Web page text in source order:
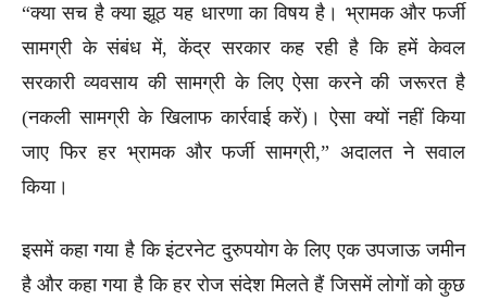
“क्या सच है क्या झूठ यह धारणा का विषय है। भ्रामक और फर्जी
सामग्री के संबंध में, केंद्र सरकार कह रही है कि हमें केवल
सरकारी व्यवसाय की सामग्री के लिए ऐसा करने की जरूरत है
(नकली सामग्री के खिलाफ कार्रवाई करें)। ऐसा क्यों नहीं किया
जाए फिर हर भ्रामक और फर्जी सामग्री,” अदालत ने सवाल
किया।
इसमें कहा गया है कि इंटरनेट दुरुपयोग के लिए एक उपजाऊ जमीन
है और कहा गया है कि हर रोज संदेश मिलते हैं जिसमें लोगों को कुछ